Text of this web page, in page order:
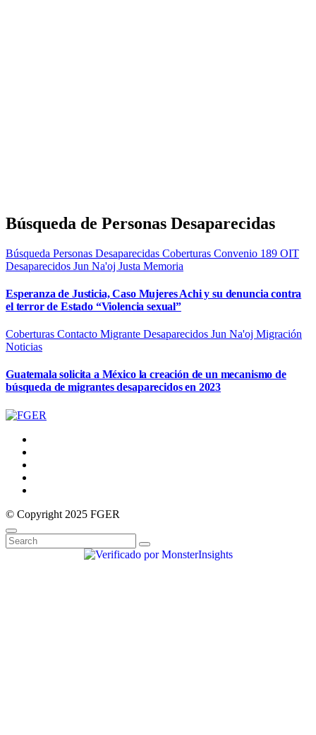
Búsqueda de Personas Desaparecidas
Búsqueda Personas Desaparecidas Coberturas Convenio 189 OIT
Desaparecidos Jun Na'oj Justa Memoria
Esperanza de Justicia, Caso Mujeres Achi y su denuncia contra
el terror de Estado “Violencia sexual”
Coberturas Contacto Migrante Desaparecidos Jun Na'oj Migración
Noticias
Guatemala solicita a México la creación de un mecanismo de
búsqueda de migrantes desaparecidos en 2023
© Copyright 2025 FGER